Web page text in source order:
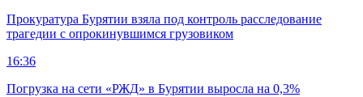
Прокуратура Бурятии взяла под контроль расследование
трагедии с опрокинувшимся грузовиком
16:36
Погрузка на сети «РЖД» в Бурятии выросла на 0,3%